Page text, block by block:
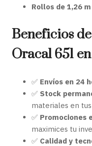
Rollos de 1,26
Beneficios
Oracal 651
✅ Envíos en 24
✅ Stock
materiales en
✅ Promociones
maximices tu
✅ Calidad y